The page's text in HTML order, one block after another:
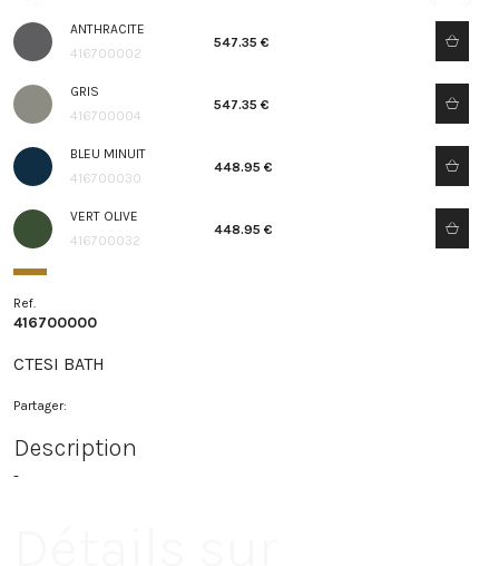
ANTHRACITE
416700002
547.35 €
GRIS
416700004
547.35 €
BLEU MINUIT
416700030
448.95 €
VERT OLIVE
416700032
448.95 €
Ref.
416700000
CTESI BATH
Partager:
Description
-